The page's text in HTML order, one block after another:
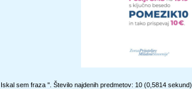
Iskal sem fraza ''. Število najdenih predmetov: 10 (0,5814 sekund)